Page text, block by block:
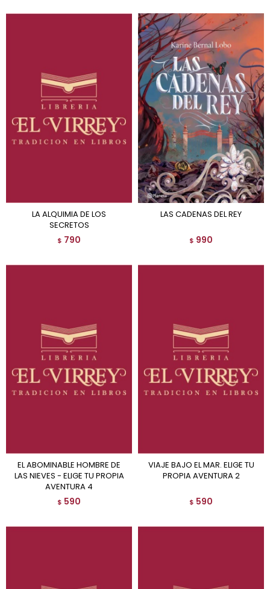
LA ALQUIMIA DE LOS
SECRETOS
$ 790
LAS CADENAS DEL REY
$ 990
EL ABOMINABLE HOMBRE DE
LAS NIEVES - ELIGE TU PROPIA
AVENTURA 4
$ 590
VIAJE BAJO EL MAR. ELIGE TU
PROPIA AVENTURA 2
$ 590